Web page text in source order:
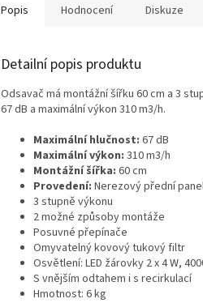
Popis Hodnocení Diskuze
Detailní popis produktu
Odsavač má montážní šířku 60 cm a 3
67 dB a maximální výkon 310 m3/h.
Maximální hlučnost: 67 dB
Maximální výkon: 310 m3/h
Montážní šířka: 60 cm
Provedení: Nerezový přední
3 stupně výkonu
2 možné způsoby montáže
Posuvné přepínače
Omyvatelný kovový tukový filtr
Osvětlení: LED žárovky 2 x 4 W,
S vnějším odtahem i s recirkulací
Hmotnost: 6 kg